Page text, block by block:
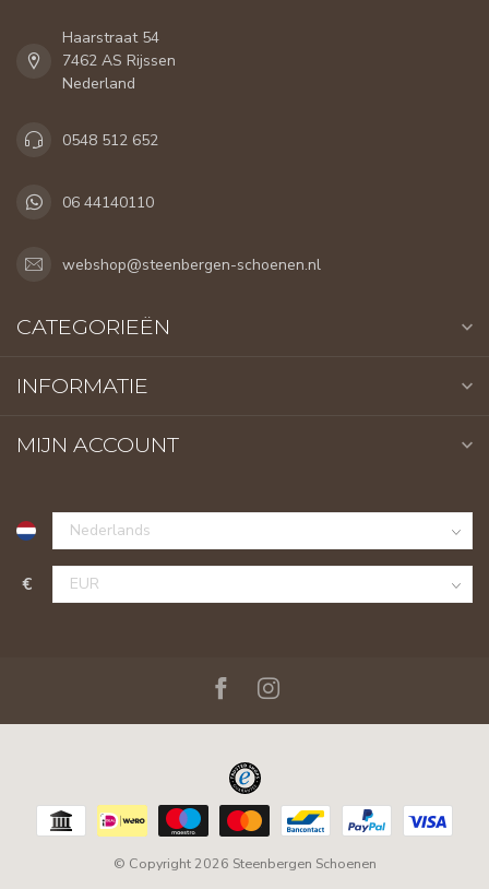
Haarstraat 54
7462 AS Rijssen
Nederland
0548 512 652
06 44140110
webshop@steenbergen-schoenen.nl
CATEGORIEËN
INFORMATIE
MIJN ACCOUNT
€
© Copyright 2026 Steenbergen Schoenen